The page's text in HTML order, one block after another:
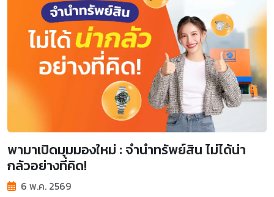
พามาเปิดมุมมองใหม่ : จำนำทรัพย์สิน ไม่ได้น่า
กลัวอย่างที่คิด!
6 พ.ค. 2569